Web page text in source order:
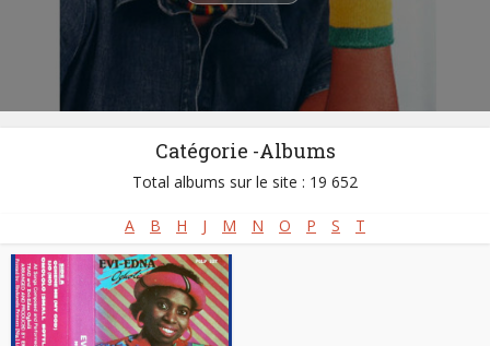
Catégorie -Albums
Total albums sur le site : 19 652
A B H J M N O P S T